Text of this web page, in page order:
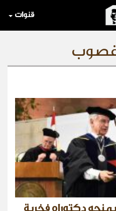
قنوات
غصوب
دكتوراه فخرية